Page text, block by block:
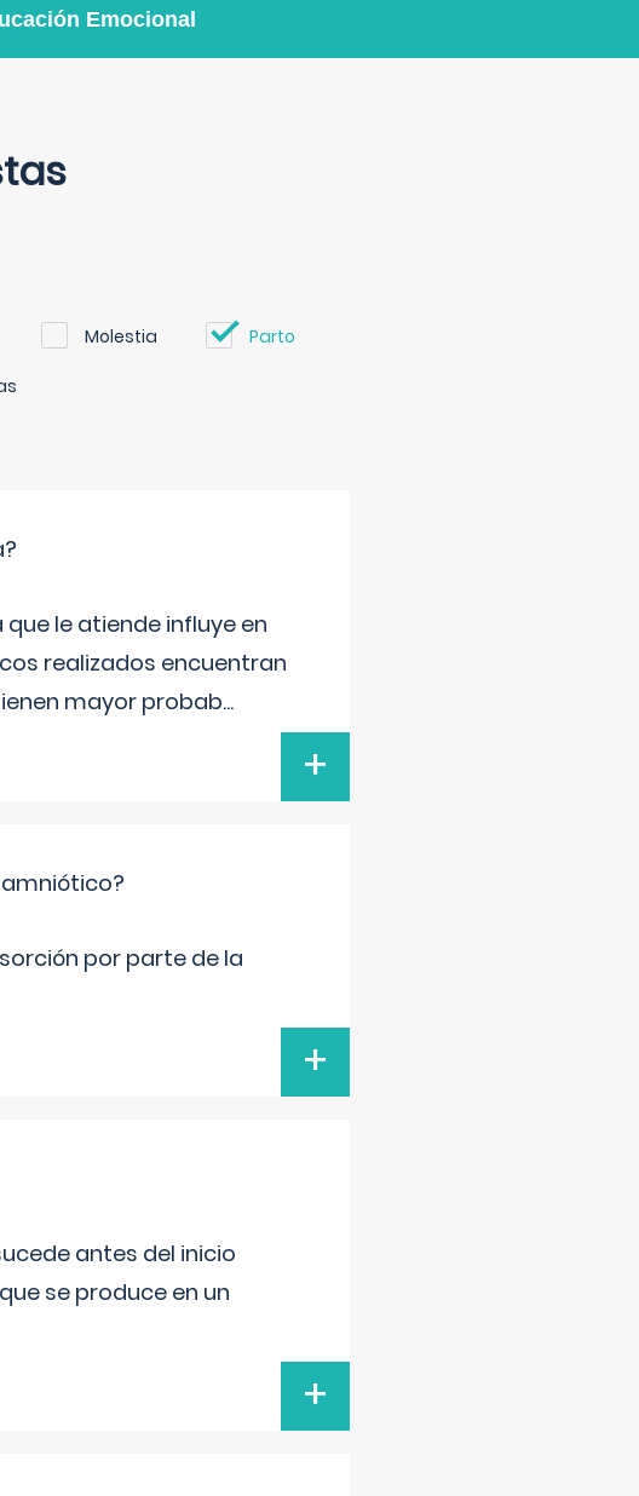
Emocional
Molestia Parto
le atiende influye en
realizados encuentran
mayor probab...
+
por parte de la
+
antes del inicio
se produce en un
+